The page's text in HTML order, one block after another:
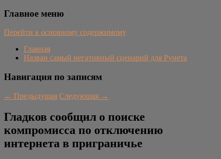
Главное меню
Перейти к основному содержимому
Главная
Назван самый негативный сценарий для Рунета
Навигация по записям
← Предыдущая Следующая →
Гладков сообщил о поиске
компромисса по отключению
интернета в приграничье